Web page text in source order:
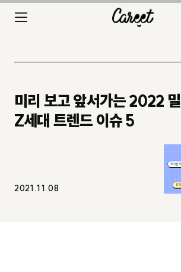
미리 보고 앞서가는 2022
Z세대 트렌드 이슈 5
2021.11.08